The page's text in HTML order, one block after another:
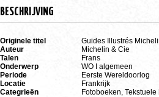
BESCHRIJVING
Originele titel
Guides Illustrés
Auteur
Michelin & Cie
Talen
Frans
Onderwerp
WO I algemeen
Periode
Eerste Wereldoorlog
Locatie
Frankrijk
Categrieën
Fotoboeken,